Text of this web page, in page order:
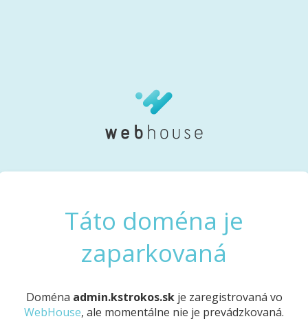
Táto doména je
zaparkovaná
Doména admin.kstrokos.skje zaregistrovaná vo
WebHouse, ale momentálne nie je prevádzkovaná.